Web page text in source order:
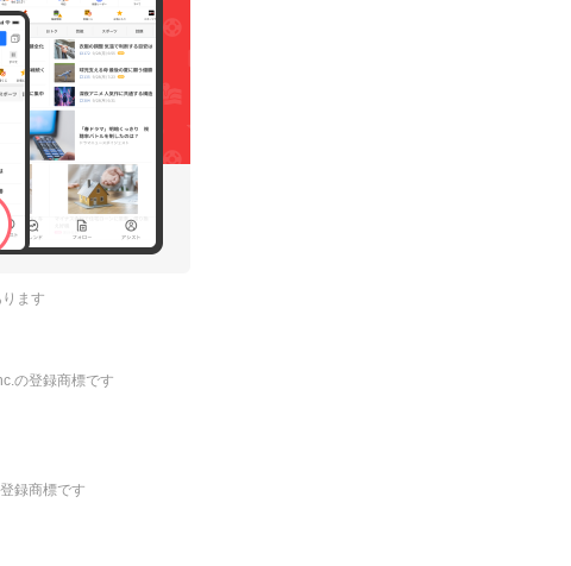
ます
の登録商標です
録商標です